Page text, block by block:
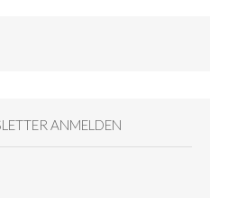
ANMELDEN